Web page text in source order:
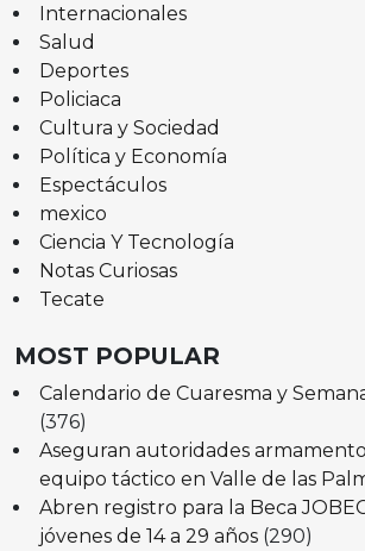
Internacionales
Salud
Deportes
Policiaca
Cultura y Sociedad
Política y Economía
Espectáculos
mexico
Ciencia Y Tecnología
Notas Curiosas
Tecate
MOST POPULAR
Calendario de Cuaresma y
(376)
Aseguran autoridades
equipo táctico en Valle de las
Abren registro para la Beca
jóvenes de 14 a 29 años (290)